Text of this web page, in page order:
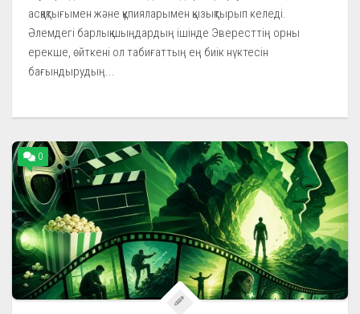
асқақтығымен және құпияларымен қызықтырып келеді.
Әлемдегі барлық шыңдардың ішінде Эвересттің орны
ерекше, өйткені ол табиғаттың ең биік нүктесін
бағындырудың...
0